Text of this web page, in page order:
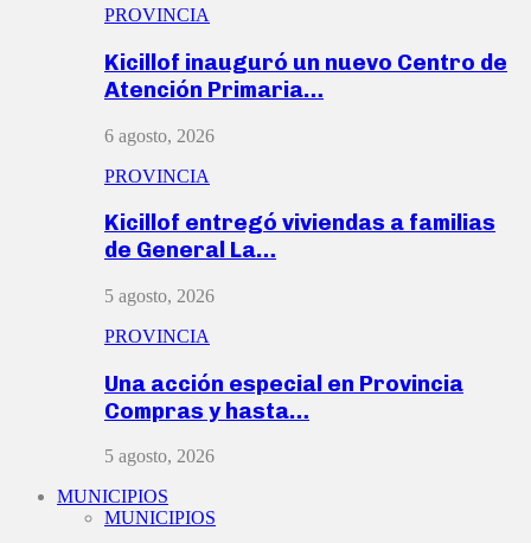
PROVINCIA
Kicillof inauguró un nuevo Centro de
Atención Primaria…
6 agosto, 2026
PROVINCIA
Kicillof entregó viviendas a familias
de General La…
5 agosto, 2026
PROVINCIA
Una acción especial en Provincia
Compras y hasta…
5 agosto, 2026
MUNICIPIOS
MUNICIPIOS